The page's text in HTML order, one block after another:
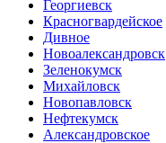
Георгиевск
Красногвардейское
Дивное
Новоалександровск
Зеленокумск
Михайловск
Новопавловск
Нефтекумск
Александровское